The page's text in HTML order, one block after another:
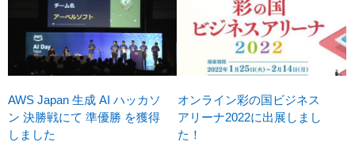
AWS Japan 生成 AI ハッカソ
ン 決勝戦にて 準優勝 を獲得
しました
オンライン彩の国ビジネス
アリーナ2022に出展しまし
た！